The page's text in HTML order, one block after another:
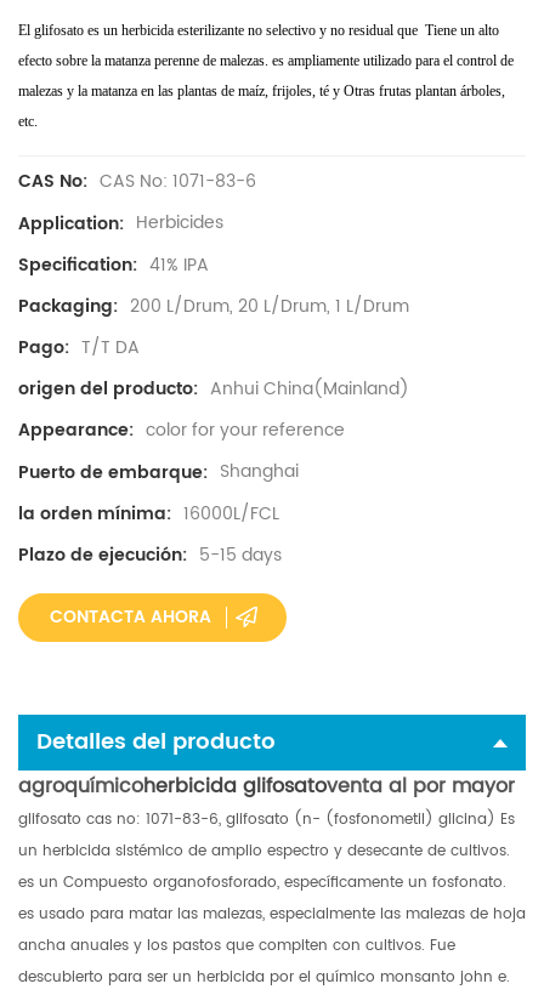
El glifosato es un herbicida esterilizante no selectivo y no residual que Tiene un alto
efecto sobre la matanza perenne de malezas. es ampliamente utilizado para el control de
malezas y la matanza en las plantas de maíz, frijoles, té y Otras frutas plantan árboles,
etc.
CAS No: CAS No: 1071-83-6
Application: Herbicides
Specification: 41% IPA
Packaging: 200 L/Drum, 20 L/Drum, 1 L/Drum
Pago: T/T DA
origen del producto: Anhui China(Mainland)
Appearance: color for your reference
Puerto de embarque: Shanghai
la orden mínima: 16000L/FCL
Plazo de ejecución: 5-15 days
CONTACTA AHORA
Detalles del producto
agroquímicoherbicida glifosatoventa al por mayor
glifosato cas no: 1071-83-6, glifosato (n- (fosfonometil) glicina) Es
un herbicida sistémico de amplio espectro y desecante de cultivos.
es un Compuesto organofosforado, específicamente un fosfonato.
es usado para matar las malezas, especialmente las malezas de hoja
ancha anuales y los pastos que compiten con cultivos. Fue
descubierto para ser un herbicida por el químico monsanto john e.